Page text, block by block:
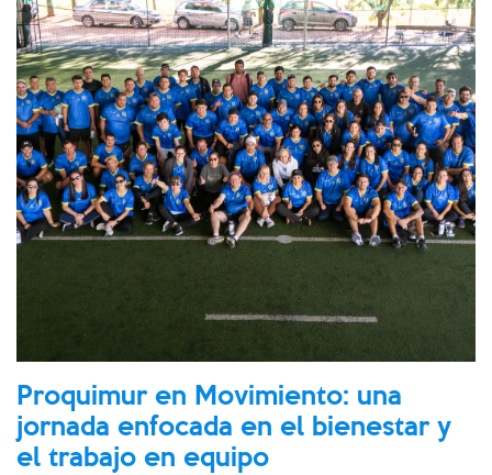
Proquimur en Movimiento: una
jornada enfocada en el bienestar y
el trabajo en equipo